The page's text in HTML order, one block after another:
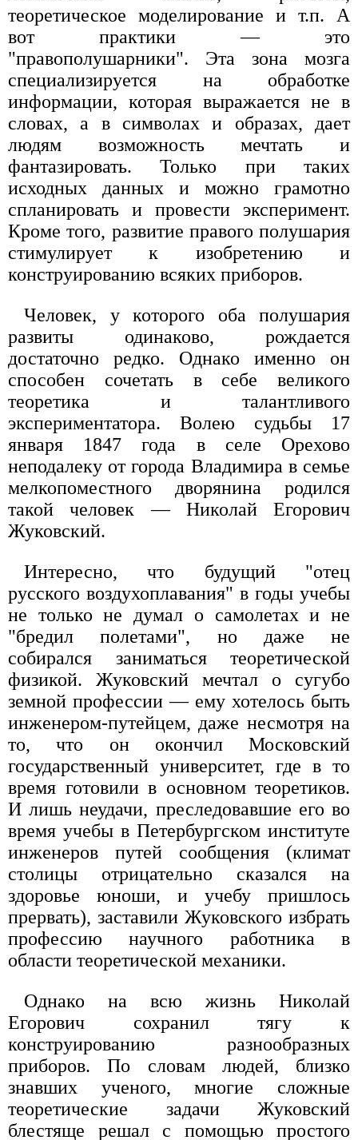
теоретическое моделирование и т.п. А
вот практики — это
"правополушарники". Эта зона мозга
специализируется на обработке
информации, которая выражается не в
словах, а в символах и образах, дает
людям возможность мечтать и
фантазировать. Только при таких
исходных данных и можно грамотно
спланировать и провести эксперимент.
Кроме того, развитие правого полушария
стимулирует к изобретению и
конструированию всяких приборов.
Человек, у которого оба полушария
развиты одинаково, рождается
достаточно редко. Однако именно он
способен сочетать в себе великого
теоретика и талантливого
экспериментатора. Волею судьбы 17
января 1847 года в селе Орехово
неподалеку от города Владимира в семье
мелкопоместного дворянина родился
такой человек — Николай Егорович
Жуковский.
Интересно, что будущий "отец
русского воздухоплавания" в годы учебы
не только не думал о самолетах и не
"бредил полетами", но даже не
собирался заниматься теоретической
физикой. Жуковский мечтал о сугубо
земной профессии — ему хотелось быть
инженером-путейцем, даже несмотря на
то, что он окончил Московский
государственный университет, где в то
время готовили в основном теоретиков.
И лишь неудачи, преследовавшие его во
время учебы в Петербургском институте
инженеров путей сообщения (климат
столицы отрицательно сказался на
здоровье юноши, и учебу пришлось
прервать), заставили Жуковского избрать
профессию научного работника в
области теоретической механики.
Однако на всю жизнь Николай
Егорович сохранил тягу к
конструированию разнообразных
приборов. По словам людей, близко
знавших ученого, многие сложные
теоретические задачи Жуковский
блестяще решал с помощью простого